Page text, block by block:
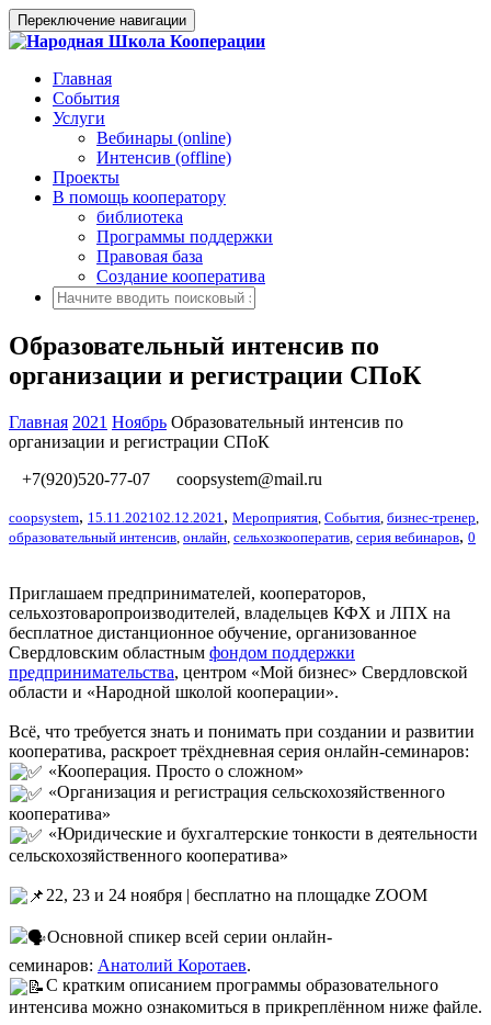
Переключение навигации
Главная
События
Услуги
Вебинары (online)
Интенсив (offline)
Проекты
В помощь кооператору
библиотека
Программы поддержки
Правовая база
Создание кооператива
Образовательный интенсив по
организации и регистрации СПоК
Главная 2021 Ноябрь Образовательный интенсив по
организации и регистрации СПоК
+7(920)520-77-07
coopsystem@mail.ru
coopsystem, 15.11.2021 02.12.2021 , Мероприятия События бизнес-тренер
образовательный интенсив онлайн сельхозкооператив серия вебинаров, 0
Приглашаем предпринимателей, кооператоров,
сельхозтоваропроизводителей, владельцев КФХ и ЛПХ на
бесплатное дистанционное обучение, организованное
Свердловским областным фондом поддержки
предпринимательства, центром «Мой бизнес» Свердловской
области и «Народной школой кооперации».
Всё, что требуется знать и понимать при создании и развитии
кооператива, раскроет трёхдневная серия онлайн-семинаров:
«Кооперация. Просто о сложном»
«Организация и регистрация сельскохозяйственного
кооператива»
«Юридические и бухгалтерские тонкости в деятельности
сельскохозяйственного кооператива»
22, 23 и 24 ноября | бесплатно на площадке ZOOM
Основной спикер всей серии онлайн-
семинаров: Анатолий Коротаев.
С кратким описанием программы образовательного
интенсива можно ознакомиться в прикреплённом ниже файле.